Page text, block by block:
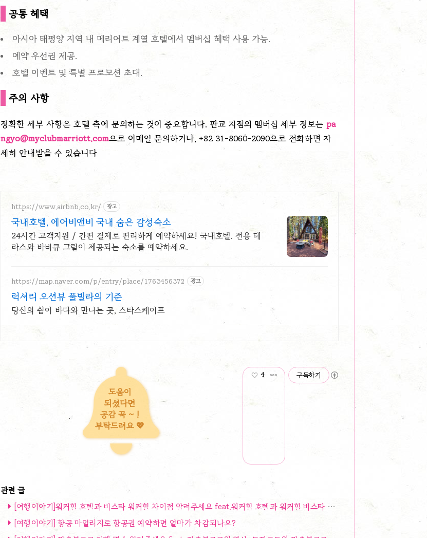
공통 혜택
아시아 태평양 지역 내 메리어트 계열 호텔에서 멤버십 혜택 사용 가능.
예약 우선권 제공.
호텔 이벤트 및 특별 프로모션 초대.
주의 사항
정확한 세부 사항은 호텔 측에 문의하는 것이 중요합니다. 판교 지점의 멤버십 세부 정보는 pa
ngyo@myclubmarriott.com으로 이메일 문의하거나, +82 31-8060-2090으로 전화하면 자
세히 안내받을 수 있습니다
https://www.airbnb.co.kr/ 광고
국내호텔, 에어비앤비 국내 숨은 감성숙소
24시간 고객지원 / 간편 결제로 편리하게 예약하세요! 국내호텔. 전용 테
라스와 바비큐 그릴이 제공되는 숙소를 예약하세요.
https://map.naver.com/p/entry/place/1763456372 광고
럭셔리 오션뷰 풀빌라의 기준
당신의 쉼이 바다와 만나는 곳, 스타스케이프
도움이
되셨다면
공감 꾹 ~ !
부탁드려요 💖
4 구독하기
[여행이야기]워커힐 호텔과 비스타 워커힐 차이점 알려주세요 feat.워커힐 호텔과 워커힐 비스타 투숙 꿀팁
[여행이야기] 항공 마일리지로 항공권 예약하면 얼마가 차감되나요?